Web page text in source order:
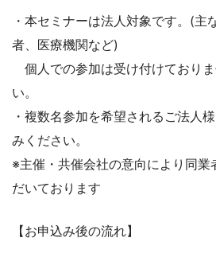
・本セミナーは法人対象です。(主
者、医療機関など)
個人での参加は受け付けており
い。
・複数名参加を希望されるご法人
みください。
※主催・共催会社の意向により同業
だいております
【お申込み後の流れ】